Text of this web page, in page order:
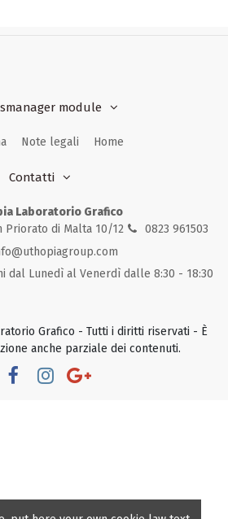
module
Note legali Home
Contatti
Laboratorio Grafico
Priorato di Malta 10/12
0823 961503
dal Lunedì al Venerdì dalle 8:30 - 18:30
Grafico - Tutti i diritti riservati - È
anche parziale dei contenuti.